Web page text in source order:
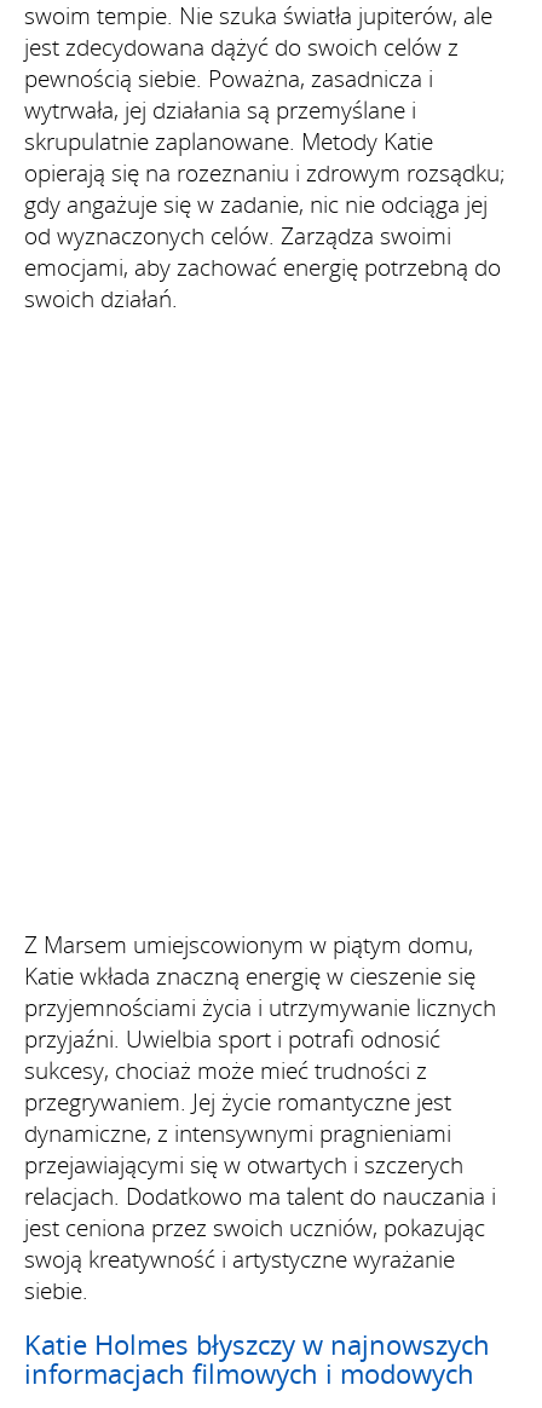
swoim tempie. Nie szuka światła jupiterów, ale
jest zdecydowana dążyć do swoich celów z
pewnością siebie. Poważna, zasadnicza i
wytrwała, jej działania są przemyślane i
skrupulatnie zaplanowane. Metody Katie
opierają się na rozeznaniu i zdrowym rozsądku;
gdy angażuje się w zadanie, nic nie odciąga jej
od wyznaczonych celów. Zarządza swoimi
emocjami, aby zachować energię potrzebną do
swoich działań.
Z Marsem umiejscowionym w piątym domu,
Katie wkłada znaczną energię w cieszenie się
przyjemnościami życia i utrzymywanie licznych
przyjaźni. Uwielbia sport i potrafi odnosić
sukcesy, chociaż może mieć trudności z
przegrywaniem. Jej życie romantyczne jest
dynamiczne, z intensywnymi pragnieniami
przejawiającymi się w otwartych i szczerych
relacjach. Dodatkowo ma talent do nauczania i
jest ceniona przez swoich uczniów, pokazując
swoją kreatywność i artystyczne wyrażanie
siebie.
Katie Holmes błyszczy w najnowszych
informacjach filmowych i modowych